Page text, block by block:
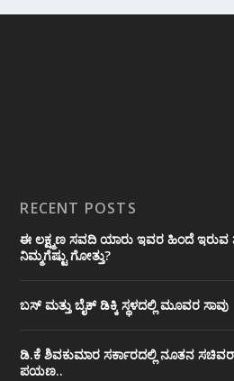
RECENT POSTS
ಈ ಲಕ್ಷ್ಮಣ ಸವದಿ ಯಾರು ಇವರ ಹಿಂದೆ ಇರುವ
ನಿಮ್ಮಗೆಷ್ಟು ಗೋತ್ತು?
ಬಸ್ ಮತ್ತು ಬೈಕ್ ಡಿಕ್ಕಿ ಸ್ಥಳದಲ್ಲಿ ಮೂವರ ಸಾವು
ಡಿ.ಕೆ ಶಿವಕುಮಾರ ಸರ್ಕಾರದಲ್ಲಿ ನೂತನ
ಪಯಣ..